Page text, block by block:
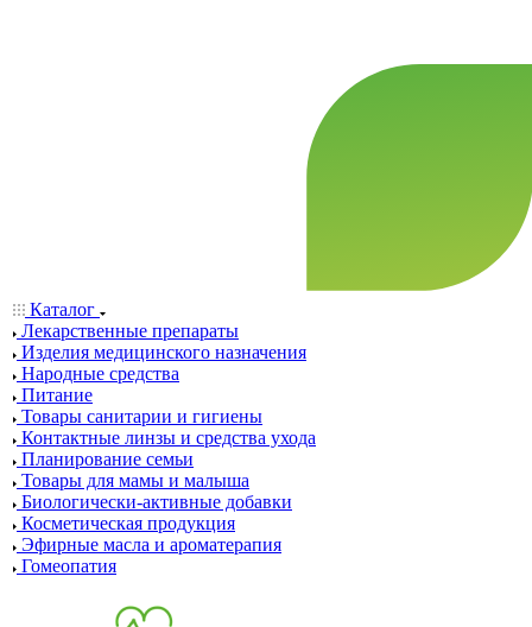
Каталог
Лекарственные препараты
Изделия медицинского назначения
Народные средства
Питание
Товары санитарии и гигиены
Контактные линзы и средства ухода
Планирование семьи
Товары для мамы и малыша
Биологически-активные добавки
Косметическая продукция
Эфирные масла и ароматерапия
Гомеопатия